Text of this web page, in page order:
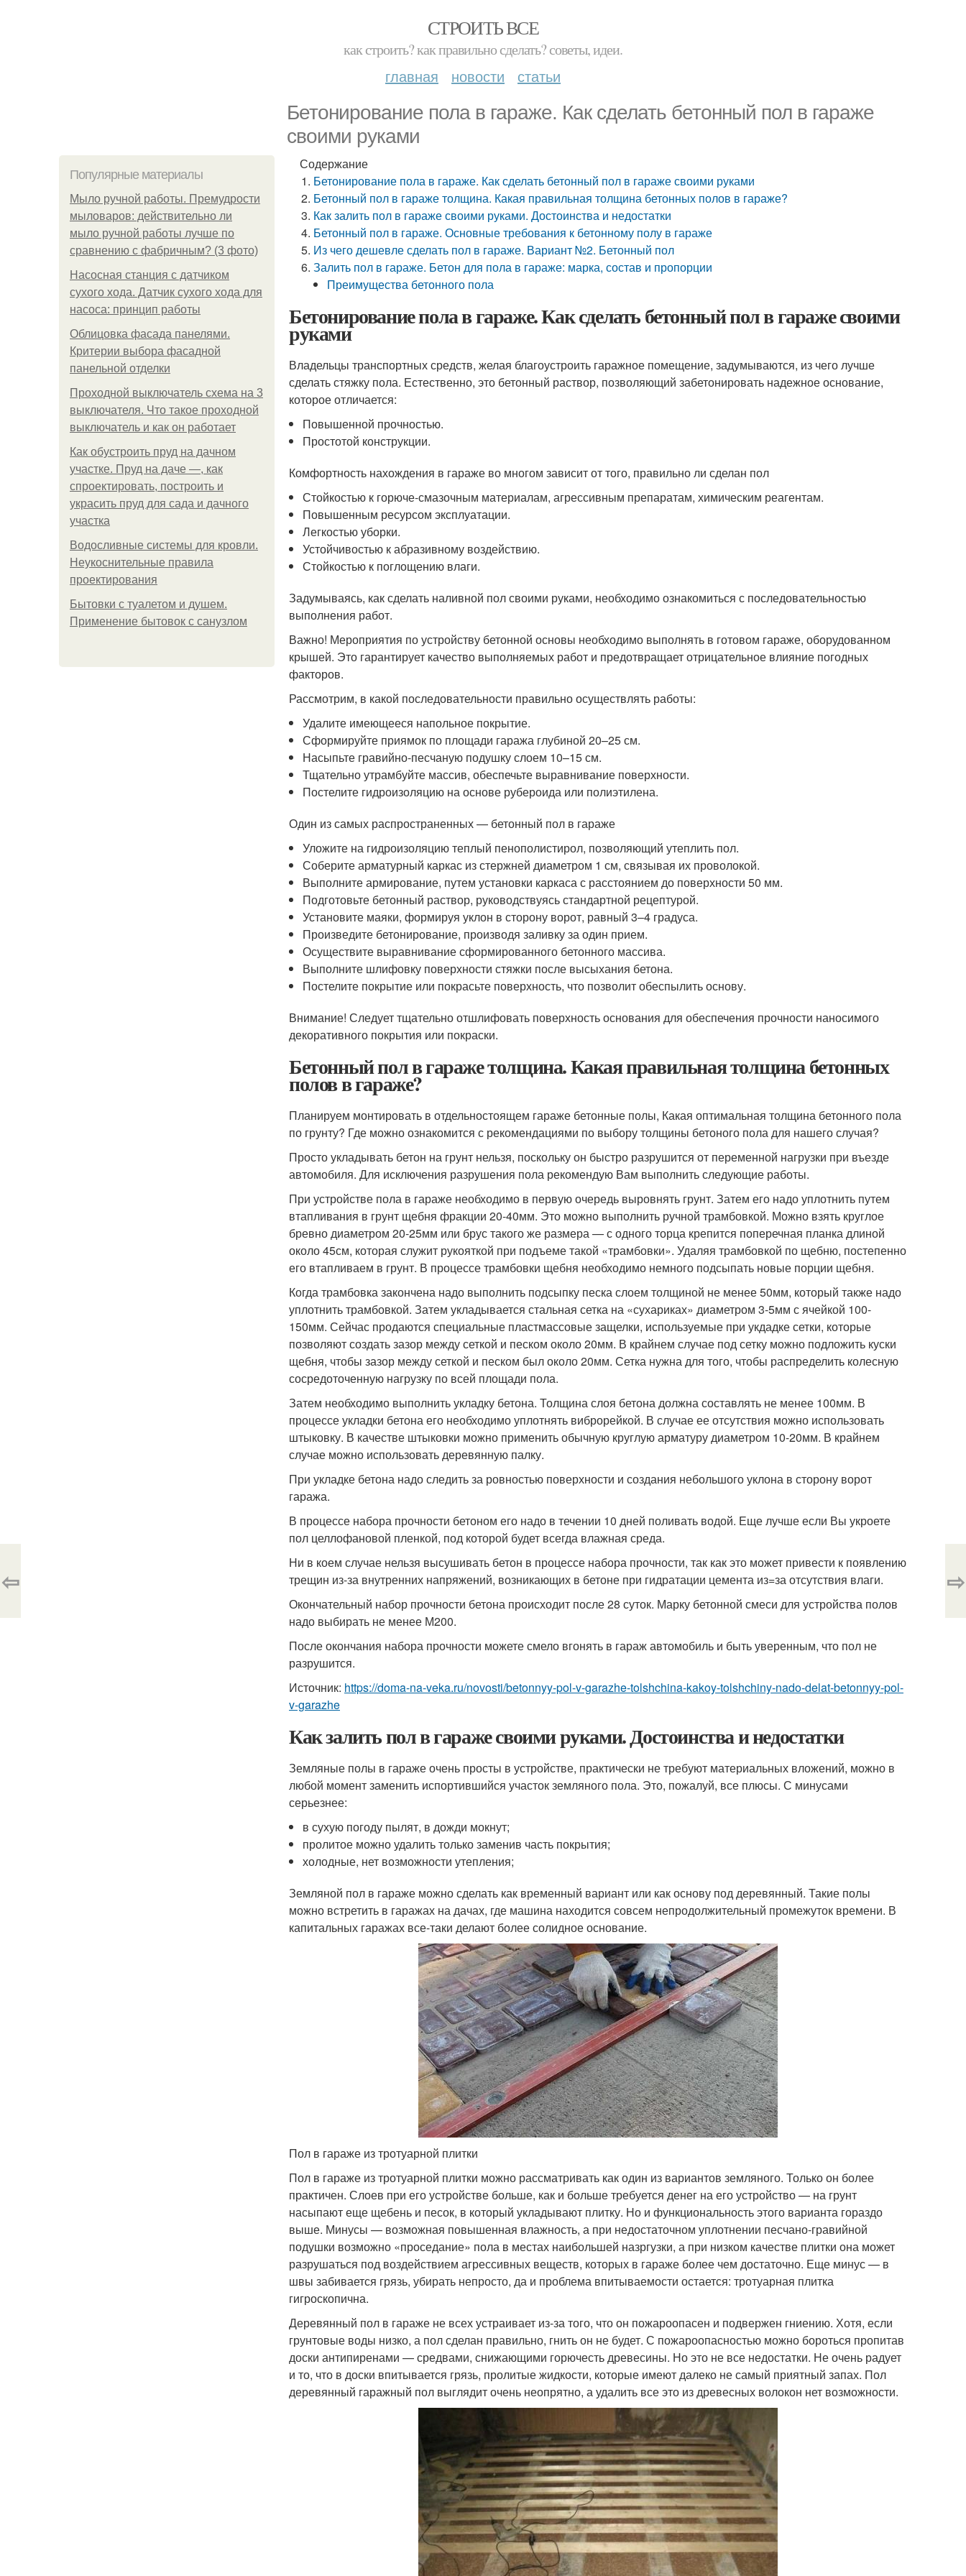
СТРОИТЬ ВСЕ
как строить? как правильно сделать? советы, идеи.
главная новости статьи
Бетонирование пола в гараже. Как сделать бетонный пол в гараже
своими руками
Популярные материалы
Мыло ручной работы. Премудрости
мыловаров: действительно ли
мыло ручной работы лучше по
сравнению с фабричным? (3 фото)
Насосная станция с датчиком
сухого хода. Датчик сухого хода для
насоса: принцип работы
Облицовка фасада панелями.
Критерии выбора фасадной
панельной отделки
Проходной выключатель схема на 3
выключателя. Что такое проходной
выключатель и как он работает
Как обустроить пруд на дачном
участке. Пруд на даче —, как
спроектировать, построить и
украсить пруд для сада и дачного
участка
Водосливные системы для кровли.
Неукоснительные правила
проектирования
Бытовки с туалетом и душем.
Применение бытовок с санузлом
Содержание
Бетонирование пола в гараже. Как сделать бетонный пол в гараже своими руками
Бетонный пол в гараже толщина. Какая правильная толщина бетонных полов в гараже?
Как залить пол в гараже своими руками. Достоинства и недостатки
Бетонный пол в гараже. Основные требования к бетонному полу в гараже
Из чего дешевле сделать пол в гараже. Вариант №2. Бетонный пол
Залить пол в гараже. Бетон для пола в гараже: марка, состав и пропорции
Преимущества бетонного пола
Бетонирование пола в гараже. Как сделать бетонный пол в гараже своими
руками
Владельцы транспортных средств, желая благоустроить гаражное помещение, задумываются, из чего лучше
сделать стяжку пола. Естественно, это бетонный раствор, позволяющий забетонировать надежное основание,
которое отличается:
Повышенной прочностью.
Простотой конструкции.
Комфортность нахождения в гараже во многом зависит от того, правильно ли сделан пол
Стойкостью к горюче-смазочным материалам, агрессивным препаратам, химическим реагентам.
Повышенным ресурсом эксплуатации.
Легкостью уборки.
Устойчивостью к абразивному воздействию.
Стойкостью к поглощению влаги.
Задумываясь, как сделать наливной пол своими руками, необходимо ознакомиться с последовательностью
выполнения работ.
Важно! Мероприятия по устройству бетонной основы необходимо выполнять в готовом гараже, оборудованном
крышей. Это гарантирует качество выполняемых работ и предотвращает отрицательное влияние погодных
факторов.
Рассмотрим, в какой последовательности правильно осуществлять работы:
Удалите имеющееся напольное покрытие.
Сформируйте приямок по площади гаража глубиной 20–25 см.
Насыпьте гравийно-песчаную подушку слоем 10–15 см.
Тщательно утрамбуйте массив, обеспечьте выравнивание поверхности.
Постелите гидроизоляцию на основе рубероида или полиэтилена.
Один из самых распространенных — бетонный пол в гараже
Уложите на гидроизоляцию теплый пенополистирол, позволяющий утеплить пол.
Соберите арматурный каркас из стержней диаметром 1 см, связывая их проволокой.
Выполните армирование, путем установки каркаса с расстоянием до поверхности 50 мм.
Подготовьте бетонный раствор, руководствуясь стандартной рецептурой.
Установите маяки, формируя уклон в сторону ворот, равный 3–4 градуса.
Произведите бетонирование, производя заливку за один прием.
Осуществите выравнивание сформированного бетонного массива.
Выполните шлифовку поверхности стяжки после высыхания бетона.
Постелите покрытие или покрасьте поверхность, что позволит обеспылить основу.
Внимание! Следует тщательно отшлифовать поверхность основания для обеспечения прочности наносимого
декоративного покрытия или покраски.
Бетонный пол в гараже толщина. Какая правильная толщина бетонных
полов в гараже?
Планируем монтировать в отдельностоящем гараже бетонные полы, Какая оптимальная толщина бетонного пола
по грунту? Где можно ознакомится с рекомендациями по выбору толщины бетоного пола для нашего случая?
Просто укладывать бетон на грунт нельзя, поскольку он быстро разрушится от переменной нагрузки при въезде
автомобиля. Для исключения разрушения пола рекомендую Вам выполнить следующие работы.
При устройстве пола в гараже необходимо в первую очередь выровнять грунт. Затем его надо уплотнить путем
втапливания в грунт щебня фракции 20-40мм. Это можно выполнить ручной трамбовкой. Можно взять круглое
бревно диаметром 20-25мм или брус такого же размера — с одного торца крепится поперечная планка длиной
около 45см, которая служит рукояткой при подъеме такой «трамбовки». Удаляя трамбовкой по щебню, постепенно
его втапливаем в грунт. В процессе трамбовки щебня необходимо немного подсыпать новые порции щебня.
Когда трамбовка закончена надо выполнить подсыпку песка слоем толщиной не менее 50мм, который также надо
уплотнить трамбовкой. Затем укладывается стальная сетка на «сухариках» диаметром 3-5мм с ячейкой 100-
150мм. Сейчас продаются специальные пластмассовые защелки, используемые при укдадке сетки, которые
позволяют создать зазор между сеткой и песком около 20мм. В крайнем случае под сетку можно подложить куски
щебня, чтобы зазор между сеткой и песком был около 20мм. Сетка нужна для того, чтобы распределить колесную
сосредоточенную нагрузку по всей площади пола.
Затем необходимо выполнить укладку бетона. Толщина слоя бетона должна составлять не менее 100мм. В
процессе укладки бетона его необходимо уплотнять виброрейкой. В случае ее отсутствия можно использовать
штыковку. В качестве штыковки можно применить обычную круглую арматуру диаметром 10-20мм. В крайнем
случае можно использовать деревянную палку.
При укладке бетона надо следить за ровностью поверхности и создания небольшого уклона в сторону ворот
гаража.
В процессе набора прочности бетоном его надо в течении 10 дней поливать водой. Еще лучше если Вы укроете
пол целлофановой пленкой, под которой будет всегда влажная среда.
Ни в коем случае нельзя высушивать бетон в процессе набора прочности, так как это может привести к появлению
трещин из-за внутренних напряжений, возникающих в бетоне при гидратации цемента из=за отсутствия влаги.
Окончательный набор прочности бетона происходит после 28 суток. Марку бетонной смеси для устройства полов
надо выбирать не менее М200.
После окончания набора прочности можете смело вгонять в гараж автомобиль и быть уверенным, что пол не
разрушится.
Источник: https://doma-na-veka.ru/novosti/betonnyy-pol-v-garazhe-tolshchina-kakoy-tolshchiny-nado-delat-betonnyy-pol-
v-garazhe
Как залить пол в гараже своими руками. Достоинства и недостатки
Земляные полы в гараже очень просты в устройстве, практически не требуют материальных вложений, можно в
любой момент заменить испортившийся участок земляного пола. Это, пожалуй, все плюсы. С минусами
серьезнее:
в сухую погоду пылят, в дожди мокнут;
пролитое можно удалить только заменив часть покрытия;
холодные, нет возможности утепления;
Земляной пол в гараже можно сделать как временный вариант или как основу под деревянный. Такие полы
можно встретить в гаражах на дачах, где машина находится совсем непродолжительный промежуток времени. В
капитальных гаражах все-таки делают более солидное основание.
Пол в гараже из тротуарной плитки
Пол в гараже из тротуарной плитки можно рассматривать как один из вариантов земляного. Только он более
практичен. Слоев при его устройстве больше, как и больше требуется денег на его устройство — на грунт
насыпают еще щебень и песок, в который укладывают плитку. Но и функциональность этого варианта гораздо
выше. Минусы — возможная повышенная влажность, а при недостаточном уплотнении песчано-гравийной
подушки возможно «проседание» пола в местах наибольшей назргузки, а при низком качестве плитки она может
разрушаться под воздействием агрессивных веществ, которых в гараже более чем достаточно. Еще минус — в
швы забивается грязь, убирать непросто, да и проблема впитываемости остается: тротуарная плитка
гигроскопична.
Деревянный пол в гараже не всех устраивает из-за того, что он пожароопасен и подвержен гниению. Хотя, если
грунтовые воды низко, а пол сделан правильно, гнить он не будет. С пожароопасностью можно бороться пропитав
доски антипиренами — средвами, снижающими горючесть древесины. Но это не все недостатки. Не очень радует
и то, что в доски впитывается грязь, пролитые жидкости, которые имеют далеко не самый приятный запах. Пол
деревянный гаражный пол выглядит очень неопрятно, а удалить все это из древесных волокон нет возможности.
⇦ ⇨